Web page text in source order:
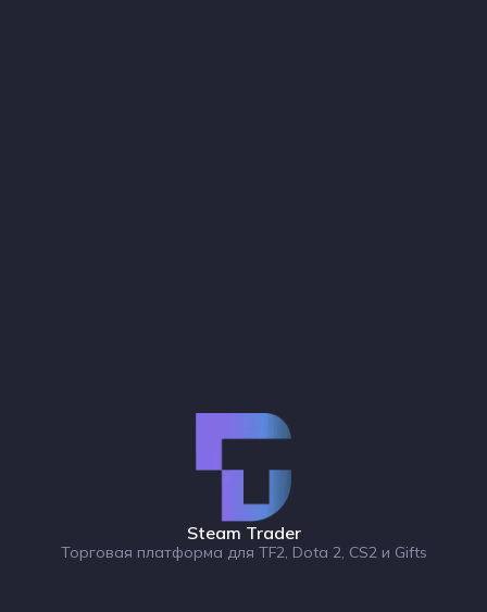
Steam Trader
Торговая платформа для TF2, Dota 2, CS2 и Gifts